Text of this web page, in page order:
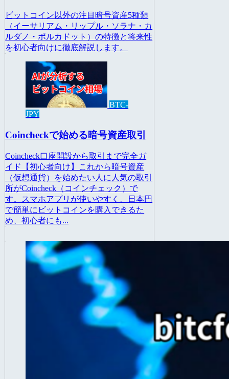
ビットコイン以外の注目暗号資産5種類
（イーサリアム・リップル・ソラナ・カ
ルダノ・ポルカドット）の特徴と将来性
を初心者向けに徹底解説します。
BTC-
JPY
Coincheckで始める暗号資産取引
Coincheck口座開設から取引まで完全ガ
イド【初心者向け】これから暗号資産
（仮想通貨）を始めたい人に人気の取引
所がCoincheck（コインチェック）で
す。スマホアプリが使いやすく、日本円
で簡単にビットコインを購入できるた
め、初心者にも...